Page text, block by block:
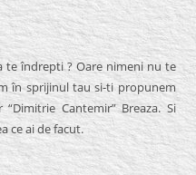
te îndrepti ? Oare nimeni nu te
în sprijinul tau si-ti propunem
Cantemir” Breaza. Si
ce ai de facut.